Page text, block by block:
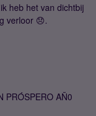
heb het van dichtbij
verloor 😞.
PRÓSPERO AÑ0